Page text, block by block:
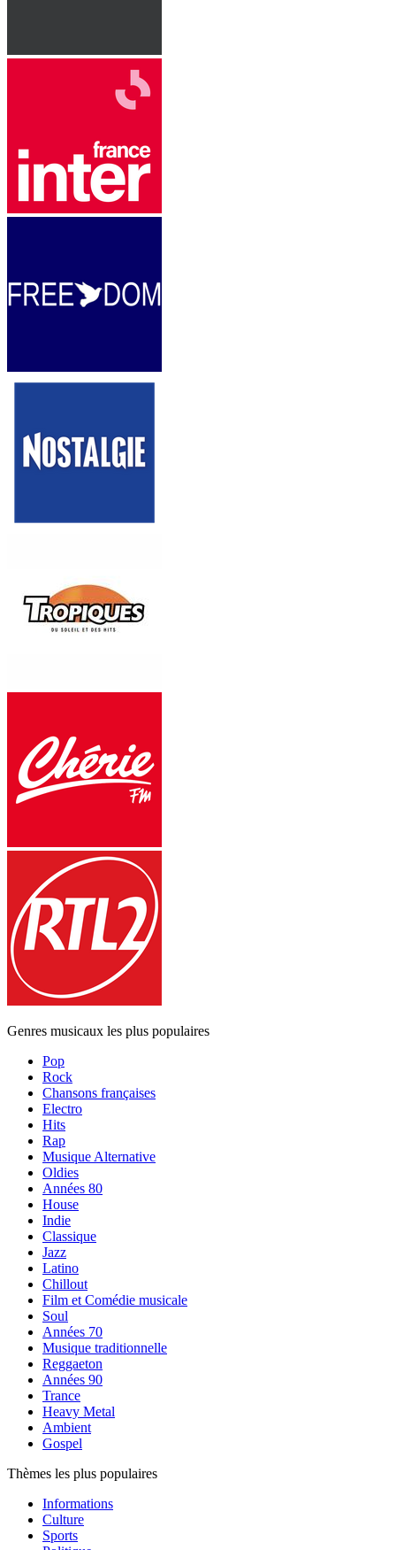
Genres musicaux les plus populaires
Pop
Rock
Chansons françaises
Electro
Hits
Rap
Musique Alternative
Oldies
Années 80
House
Indie
Classique
Jazz
Latino
Chillout
Film et Comédie musicale
Soul
Années 70
Musique traditionnelle
Reggaeton
Années 90
Trance
Heavy Metal
Ambient
Gospel
Thèmes les plus populaires
Informations
Culture
Sports